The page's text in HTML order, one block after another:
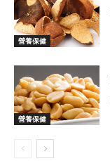
營養保健
營養保健